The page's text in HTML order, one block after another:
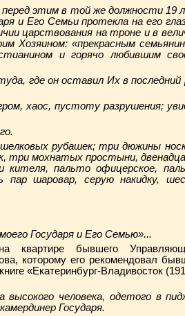
перед этим в той же должности 19
и Его Семьи протекла на его
царствования на троне и в
Хозяином: «прекрасным
и горячо любившим
где он оставил Их в последний
хаос, пустоту разрушения;
рубашек; три дюжины
три мохнатых простыни,
кителя, пальто офицерское,
пар шаровар, серую накидку,
Государя и Его Семью»...
квартире бывшего
которому его рекомендовал
«Екатеринбург-Владивосток
человека, одетого в
Государя.